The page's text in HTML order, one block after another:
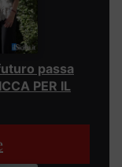
passa
PER IL